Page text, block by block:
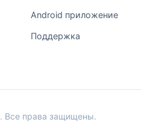
Android приложение
Поддержка
. Все права защищены.